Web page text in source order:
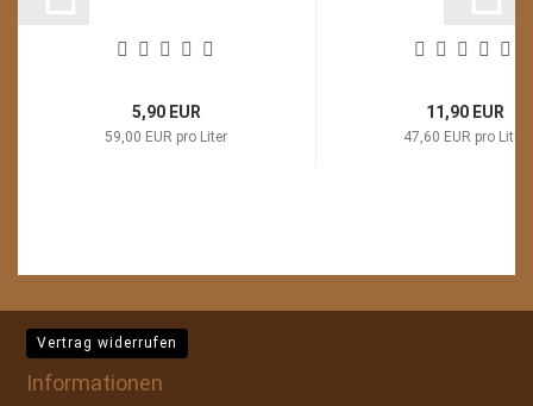
5,90 EUR
59,00 EUR pro Liter
11,90 EUR
47,60 EUR pro Liter
Vertrag widerrufen
Informationen